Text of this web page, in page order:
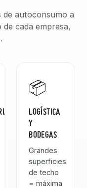
de autoconsumo a
de cada empresa,
📦
LOGÍSTICA
Y
BODEGAS
Grandes
superficies
de techo
= máxima